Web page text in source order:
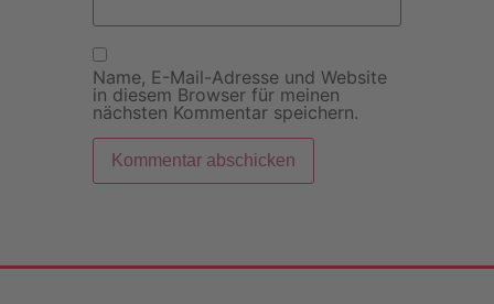
Name, E-Mail-Adresse und Website
in diesem Browser für meinen
nächsten Kommentar speichern.